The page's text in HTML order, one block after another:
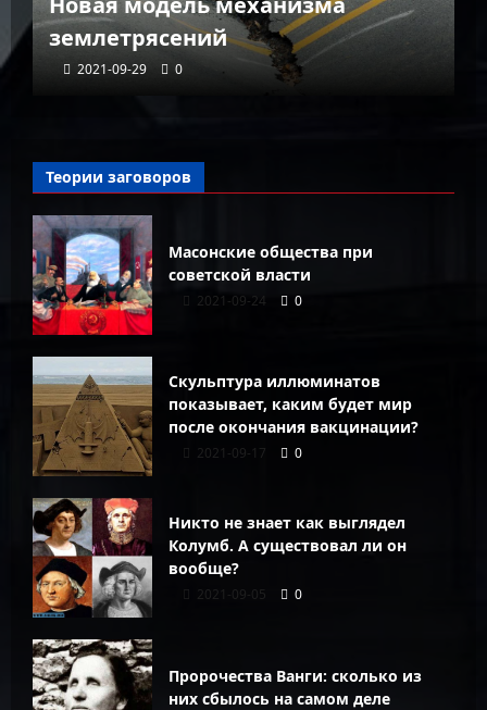
глубине Тибета
2021-09-29
Теории заговоров
Масонские общества при
советской власти
2021-09-24 0
Скульптура иллюминатов
показывает, каким будет мир
после окончания вакцинации?
2021-09-17 0
Никто не знает как выглядел
Колумб. А существовал ли он
вообще?
2021-09-05 0
Пророчества Ванги: сколько из
них сбылось на самом деле